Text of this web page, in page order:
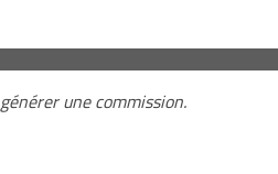
une commission.